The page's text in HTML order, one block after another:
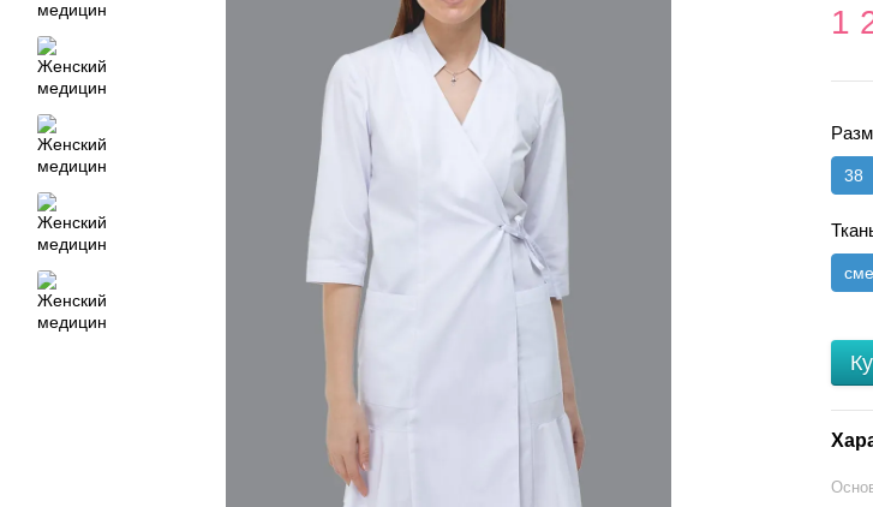
1
38